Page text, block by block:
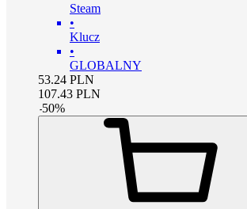
Steam
•
Klucz
•
GLOBALNY
53.24 PLN
107.43 PLN
-50%